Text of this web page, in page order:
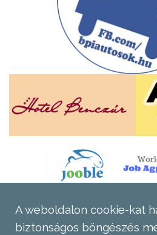
A weboldalon cookie-kat
biztonságos böngészés